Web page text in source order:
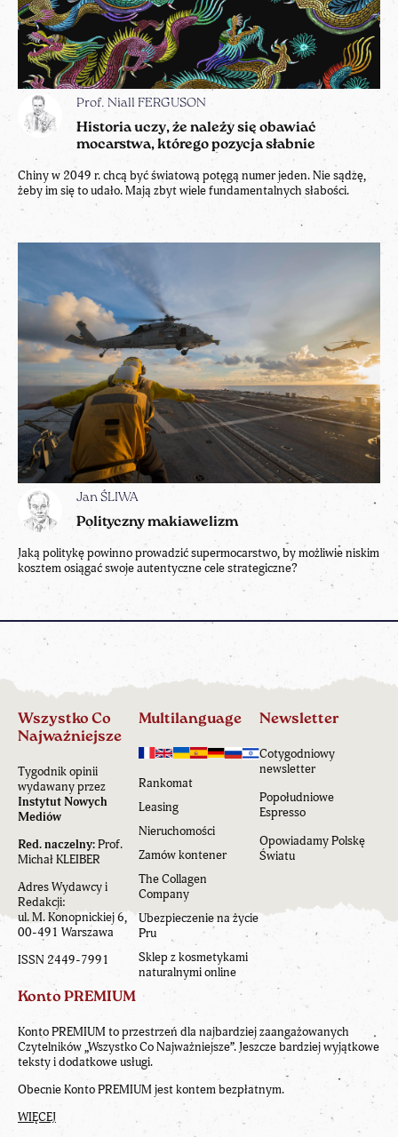
Prof. Niall FERGUSON
Historia uczy, że należy się obawiać
mocarstwa, którego pozycja słabnie
Chiny w 2049 r. chcą być światową potęgą numer jeden. Nie sądzę,
żeby im się to udało. Mają zbyt wiele fundamentalnych słabości.
Jan ŚLIWA
Polityczny makiawelizm
Jaką politykę powinno prowadzić supermocarstwo, by możliwie niskim
kosztem osiągać swoje autentyczne cele strategiczne?
Wszystko Co
Najważniejsze
Tygodnik opinii
wydawany przez
Instytut Nowych
Mediów
Red. naczelny:Prof.
Michał KLEIBER
Adres Wydawcy i
Redakcji:
ul. M. Konopnickiej 6,
00-491 Warszawa
ISSN 2449-7991
Multilanguage
Rankomat
Leasing
Nieruchomości
Zamów kontener
The Collagen
Company
Ubezpieczenie na życie
Pru
Sklep z kosmetykami
naturalnymi online
Newsletter
Cotygodniowy
newsletter
Popołudniowe
Espresso
Opowiadamy Polskę
Światu
Konto PREMIUM
Konto PREMIUM to przestrzeń dla najbardziej zaangażowanych
Czytelników „Wszystko Co Najważniejsze”. Jeszcze bardziej wyjątkowe
teksty i dodatkowe usługi.
Obecnie Konto PREMIUM jest kontem bezpłatnym.
WIĘCEJ